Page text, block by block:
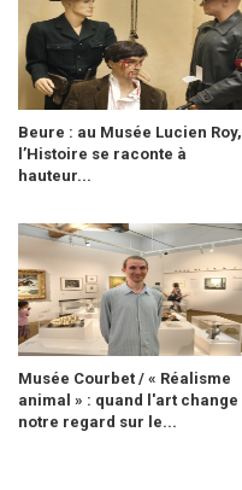
Beure : au Musée Lucien Roy,
l’Histoire se raconte à
hauteur...
Musée Courbet / « Réalisme
animal » : quand l'art change
notre regard sur le...